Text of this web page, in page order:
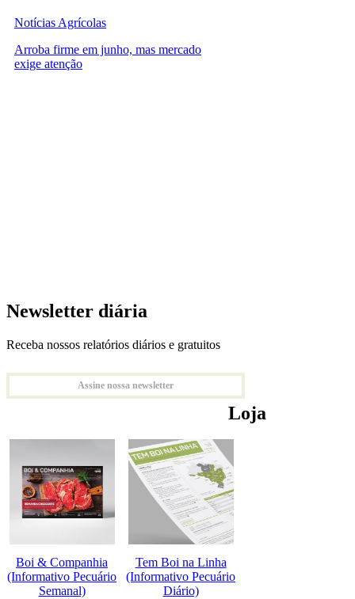
Notícias Agrícolas
Arroba firme em junho, mas mercado
exige atenção
Newsletter diária
Receba nossos relatórios diários e gratuitos
Assine nossa newsletter
Loja
Boi & Companhia
(Informativo Pecuário
Semanal)
Tem Boi na Linha
(Informativo Pecuário
Diário)